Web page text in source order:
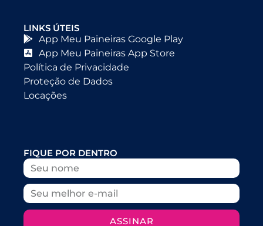
LINKS ÚTEIS
App Meu Paineiras Google Play
App Meu Paineiras App Store
Política de Privacidade
Proteção de Dados
Locações
FIQUE POR DENTRO
ASSINAR